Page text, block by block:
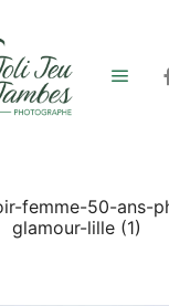
femme-50-ans-
glamour-lille (1)